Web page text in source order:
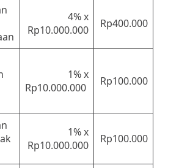
4% x
Rp10.000.000
Rp400.000
1% x
Rp10.000.000
Rp100.000
1% x
Rp10.000.000
Rp100.000